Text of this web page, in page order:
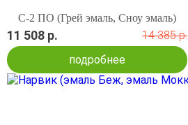
С-2 ПО (Грей эмаль, Сноу эмаль)
11 508 р.
14 385 р.
подробнее